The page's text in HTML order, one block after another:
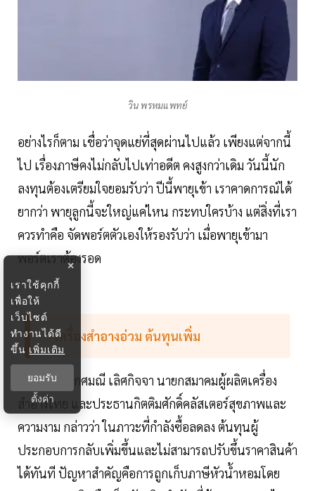
วิน พรหมแพทย์
อย่างไรก็ตาม เชื่อว่าจุดแย่ที่สุดผ่านไปแล้ว เพียงแต่จากนี้
ไป เรื่องภาษีคงไม่กลับไปเท่าอดีต คงสูงกว่าเดิม วันนี้นัก
ลงทุนต้องเตรียมใจยอมรับว่า ปีนี้พายุเข้า เราคาดการณ์ได้
ยากว่า พายุลูกนี้จะใหญ่แค่ไหน กระทบใครบ้าง แต่สิ่งที่เรา
ควรทำคือ จัดพอร์ตตัวเองให้รองรับว่า เมื่อพายุเข้ามา
พอร์ตเราต้องรอด
เครื่องสำอางอ่วม ต้นทุนเพิ่ม
ขณะที่นางเกศมณี เลิศกิจจา นายกสมาคมผู้ผลิตเครื่อง
สำอางไทย และประธานกิตติมศักดิ์คลัสเตอร์สุขภาพและ
ความงาม กล่าวว่า ในภาวะที่กำลังซื้อลดลง ต้นทุนผู้
ประกอบการกลับเพิ่มขึ้นและไม่สามารถปรับขึ้นราคาสินค้า
ได้ทันที ปัญหาสำคัญคือการถูกเก็บภาษีหัวน้ำหอมโดย
×
เราใช้คุกกี้
เพื่อให้
เว็บไซต์
ทำงานได้ดี
ขึ้น เพิ่มเติม
ยอมรับ
ตั้งค่า